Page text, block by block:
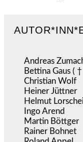
Andreas
Bettina Gaus ( †
Christian Wolf
Heiner Jüttner
Helmut
Ingo Arend
Martin Böttger
Rainer Bohnet